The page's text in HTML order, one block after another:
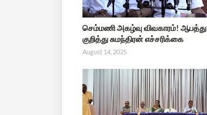
செம்மணி அகழ்வு விவகாரம்! ஆபத்து
குறித்து சுமந்திரன் எச்சரிக்கை
August 14, 2025